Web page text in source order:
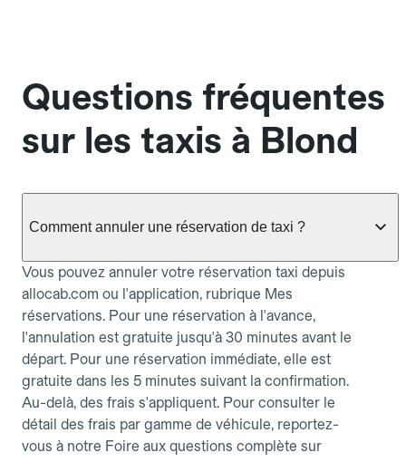
Questions fréquentes
sur les taxis à Blond
Comment annuler une réservation de taxi ?
Vous pouvez annuler votre réservation taxi depuis
allocab.com ou l'application, rubrique Mes
réservations. Pour une réservation à l'avance,
l'annulation est gratuite jusqu'à 30 minutes avant le
départ. Pour une réservation immédiate, elle est
gratuite dans les 5 minutes suivant la confirmation.
Au-delà, des frais s'appliquent. Pour consulter le
détail des frais par gamme de véhicule, reportez-
vous à notre Foire aux questions complète sur